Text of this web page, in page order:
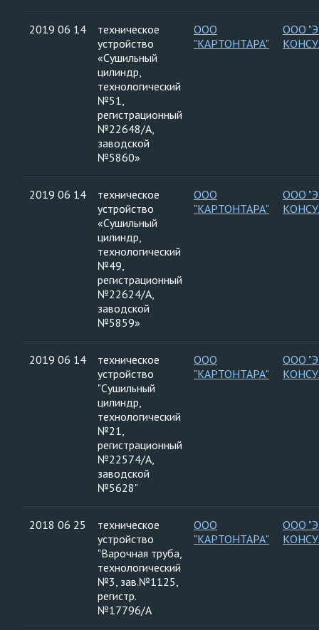
2019 06 14
техническое
устройство
«Сушильный
цилиндр,
технологический
№51,
регистрационный
№22648/А,
заводской
№5860»
ООО
"КАРТОНТАРА"
ООО
2019 06 14
техническое
устройство
«Сушильный
цилиндр,
технологический
№49,
регистрационный
№22624/А,
заводской
№5859»
ООО
"КАРТОНТАРА"
ООО
2019 06 14
техническое
устройство
"Сушильный
цилиндр,
технологический
№21,
регистрационный
№22574/А,
заводской
№5628"
ООО
"КАРТОНТАРА"
ООО
2018 06 25
техническое
устройство
"Варочная труба,
технологический
№3, зав.№1125,
регистр.
№17796/А
ООО
"КАРТОНТАРА"
ООО